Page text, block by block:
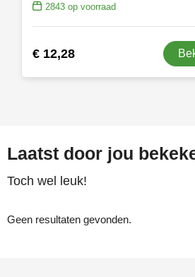
2843op voorraad
€ 12,28
Laatst door jou
Toch wel leuk!
Geen resultaten gevonden.